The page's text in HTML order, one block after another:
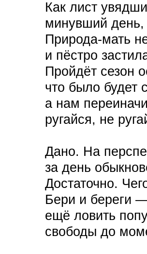
Как лист
минувший день,
Природа-мать
и пёстро
Пройдёт сезон
что было будет
а нам
ругайся, не
Дано. На
за день
Достаточно.
Бери и береги
ещё ловить
свободы до